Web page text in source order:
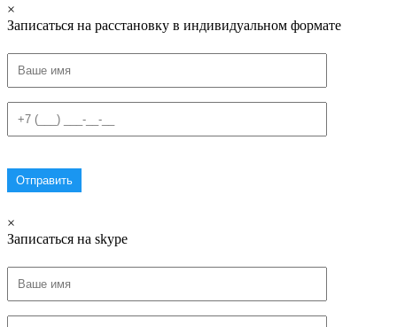
×
Записаться на расстановку в индивидуальном формате
×
Записаться на skype